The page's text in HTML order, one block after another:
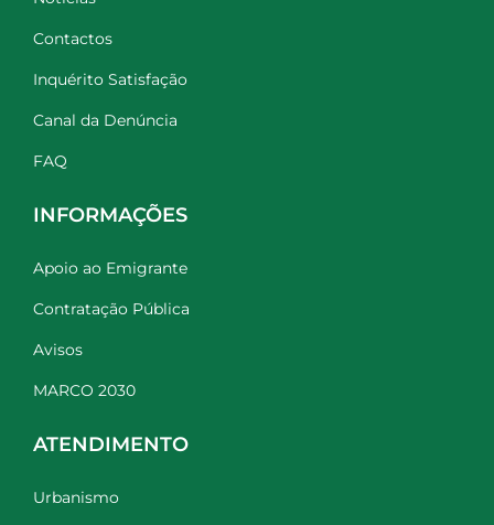
Contactos
Inquérito Satisfação
Canal da Denúncia
FAQ
INFORMAÇÕES
Apoio ao Emigrante
Contratação Pública
Avisos
MARCO 2030
ATENDIMENTO
Urbanismo